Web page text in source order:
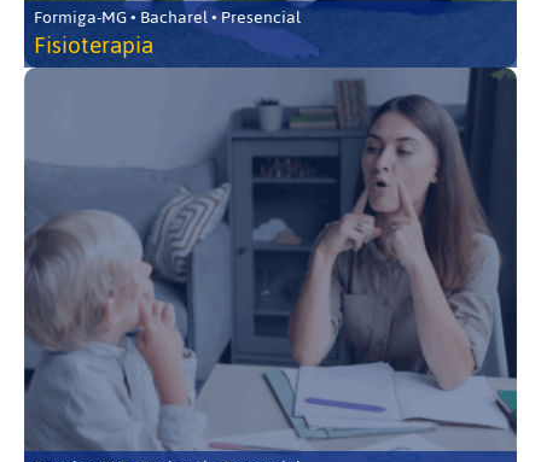
Formiga-MG • Bacharel • Presencial
Fisioterapia